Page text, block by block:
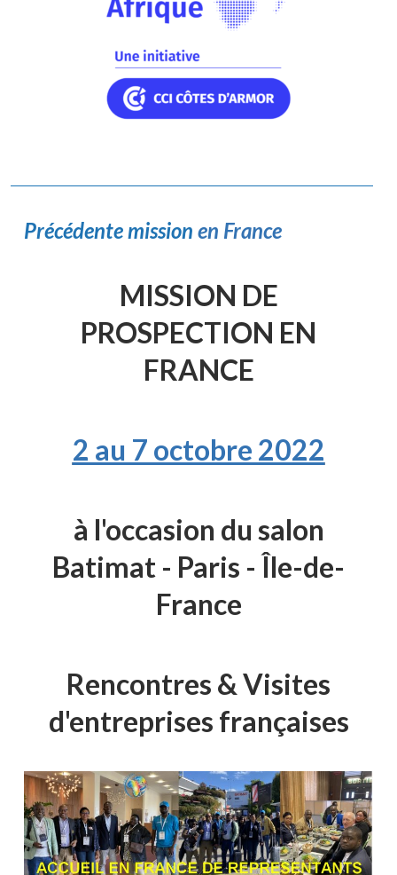
Précédente mission en France
MISSION DE
PROSPECTION EN
FRANCE
2 au 7 octobre 2022
à l'occasion du salon
Batimat - Paris - Île-de-
France
Rencontres & Visites
d'entreprises françaises